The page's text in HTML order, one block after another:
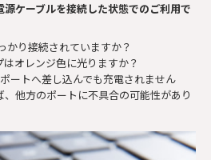
ケーブルを接続した状態でのご利用で
かり接続されていますか？
オレンジ色に光りますか？
ートへ差し込んでも充電されません
他方のポートに不具合の可能性があり